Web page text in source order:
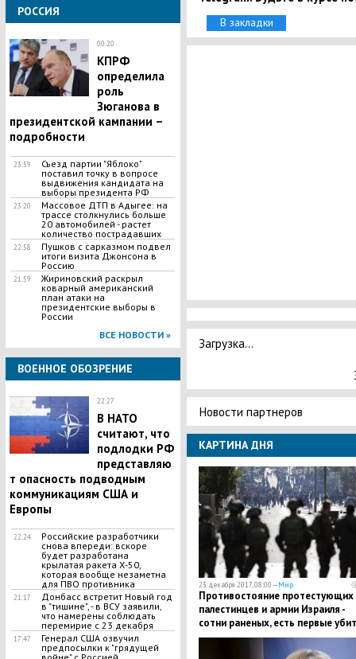
РОССИЯ
00:20
КПРФ
определила
роль
Зюганова в
президентской кампании –
подробности
23:59
Съезд партии "Яблоко"
поставил точку в вопросе
выдвижения кандидата на
выборы президента РФ
23:20
Массовое ДТП в Адыгее: на
трассе столкнулись больше
20 автомобилей - растет
количество пострадавших
22:58
Пушков с сарказмом подвел
итоги визита Джонсона в
Россию
21:59
Жириновский раскрыл
коварный американский
план атаки на
президентские выборы в
России
ВСЕ НОВОСТИ »
ВОЕННОЕ ОБОЗРЕНИЕ
22:27
В НАТО
считают, что
подлодки РФ
представляю
т опасность подводным
коммуникациям США и
Европы
22:24
Российские разработчики
снова впереди: вскоре
будет разработана
крылатая ракета Х-50,
которая вообще незаметна
для ПВО противника
21:17
Донбасс встретит Новый год
в "тишине", - в ВСУ заявили,
что намерены соблюдать
перемирие с 23 декабря
17:47
Генерал США озвучил
предпосылки к "грядущей
В закладки
Загрузка...
Новости партнеров
КАРТИНА ДНЯ
23 декабря 2017, 08:00 —Мир
Противостояние протестующих
палестинцев и армии Израиля -
сотни раненых, есть первые